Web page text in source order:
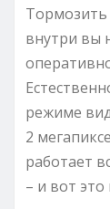
Тормозить
внутри вы
режиме
2
работает
– и вот